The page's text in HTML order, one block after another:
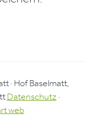
· Hof Baselmatt,
Datenschutz ·
web